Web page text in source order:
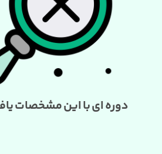
دوره ای با این مشخصات